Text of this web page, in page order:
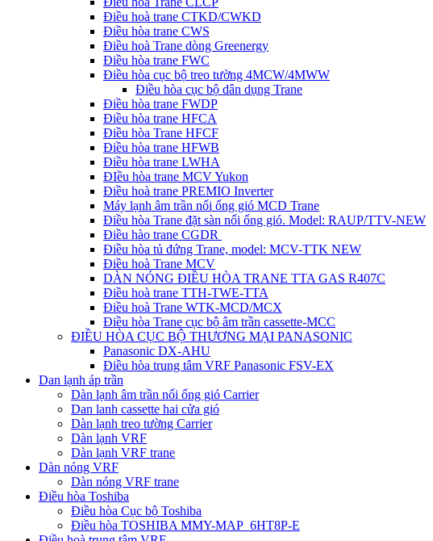
Điều hoà trane CTKD/CWKD
Điều hòa trane CWS
Điều hoà Trane dòng Greenergy
Điều hòa trane FWC
Điều hòa cục bộ treo tường 4MCW/4MWW
Điều hòa cục bộ dân dụng Trane
Điều hòa trane FWDP
Điều hòa trane HFCA
Điều hòa Trane HFCF
Điều hòa trane HFWB
Điều hòa trane LWHA
ĐIều hòa trane MCV Yukon
Điều hoà trane PREMIO Inverter
Máy lạnh âm trần nối ống gió MCD Trane
Điều hòa Trane đặt sàn nối ống gió. Model: RAUP/TTV-NEW
Điều hào trane CGDR
Điều hòa tủ đứng Trane, model: MCV-TTK NEW
Điều hoà Trane MCV
DÀN NÓNG ĐIỀU HÒA TRANE TTA GAS R407C
Điều hoà trane TTH-TWE-TTA
Điều hoà Trane WTK-MCD/MCX
Điều hòa Trane cục bộ âm trần cassette-MCC
ĐIỀU HÒA CỤC BỘ THƯƠNG MẠI PANASONIC
Panasonic DX-AHU
Điều hòa trung tâm VRF Panasonic FSV-EX
Dan lạnh áp trần
Dàn lạnh âm trần nối ống gió Carrier
Dan lanh cassette hai cửa gió
Dàn lạnh treo tường Carrier
Dàn lạnh VRF
Dàn lạnh VRF trane
Dàn nóng VRF
Dàn nóng VRF trane
Điều hòa Toshiba
Điều hòa Cục bộ Toshiba
Điều hòa TOSHIBA MMY-MAP_6HT8P-E